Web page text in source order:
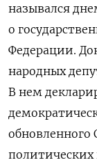
назывался
о
Федерации.
народных
В нем
обновленного